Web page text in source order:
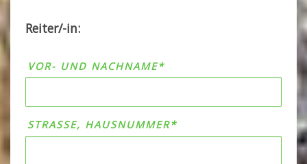
Reiter/-in:
VOR- UND NACHNAME*
STRASSE, HAUSNUMMER*